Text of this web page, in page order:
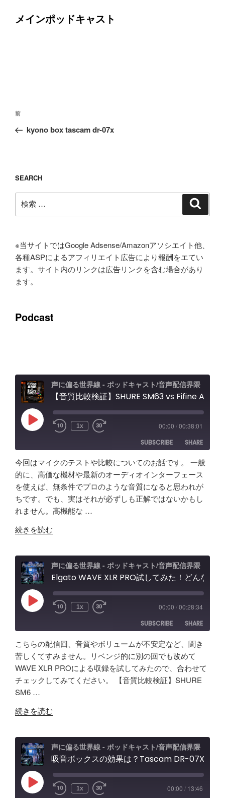
メインポッドキャスト
投
ナ
ー
シ
ョ
ン
過
去
前
kyono box tascam dr-07x
SEARCH
索:
※当サイトではGoogle Adsense/Amazonアソシエイト他、
各種ASPによるアフィリエイト広告により報酬をエてい
ます。サイト内のリンクは広告リンクを含む場合があり
ます。
Podcast
声に偏る世界線 - ポッドキャスト/音声配信界隈
Play
Episode 1x 00:00 /00:38:01
SUBSCRIBE
SHARE
Amazon
Apple Podcasts
RSS
Spotify
RSS FEED
SHARE
LINK
EMBED
今回はマイクのテストや比較についてのお話です。 一般
的に、高価な機材や最新のオーディオインターフェース
を使えば、無条件でプロのような音質になると思われが
ちです。でも、実はそれが必ずしも正解ではないかもし
れません。高機能な …
"【音
較
検
証】
SHURE
SM63
AM8
Elgato
Wave
XLR
Pro
ュ
ー
フ
続きを読む
声に偏る世界線 - ポッドキャスト/音声配信界隈
Play
Episode 1x 00:00 /00:28:34
SUBSCRIBE
SHARE
Amazon
Apple Podcasts
RSS
Spotify
RSS FEED
SHARE
LINK
EMBED
こちらの配信回、音質やボリュームが不安定など、聞き
苦しくてすみません。リベンジ的に別の回でも改めて
WAVE XLR PROによる収録を試してみたので、合わせて
チェックしてみてください。 【音質比較検証】SHURE
SM6 …
"Elgato
PRO
試
て
続きを読む
声に偏る世界線 - ポッドキャスト/音声配信界隈
Play
Episode 1x 00:00 / 13:46